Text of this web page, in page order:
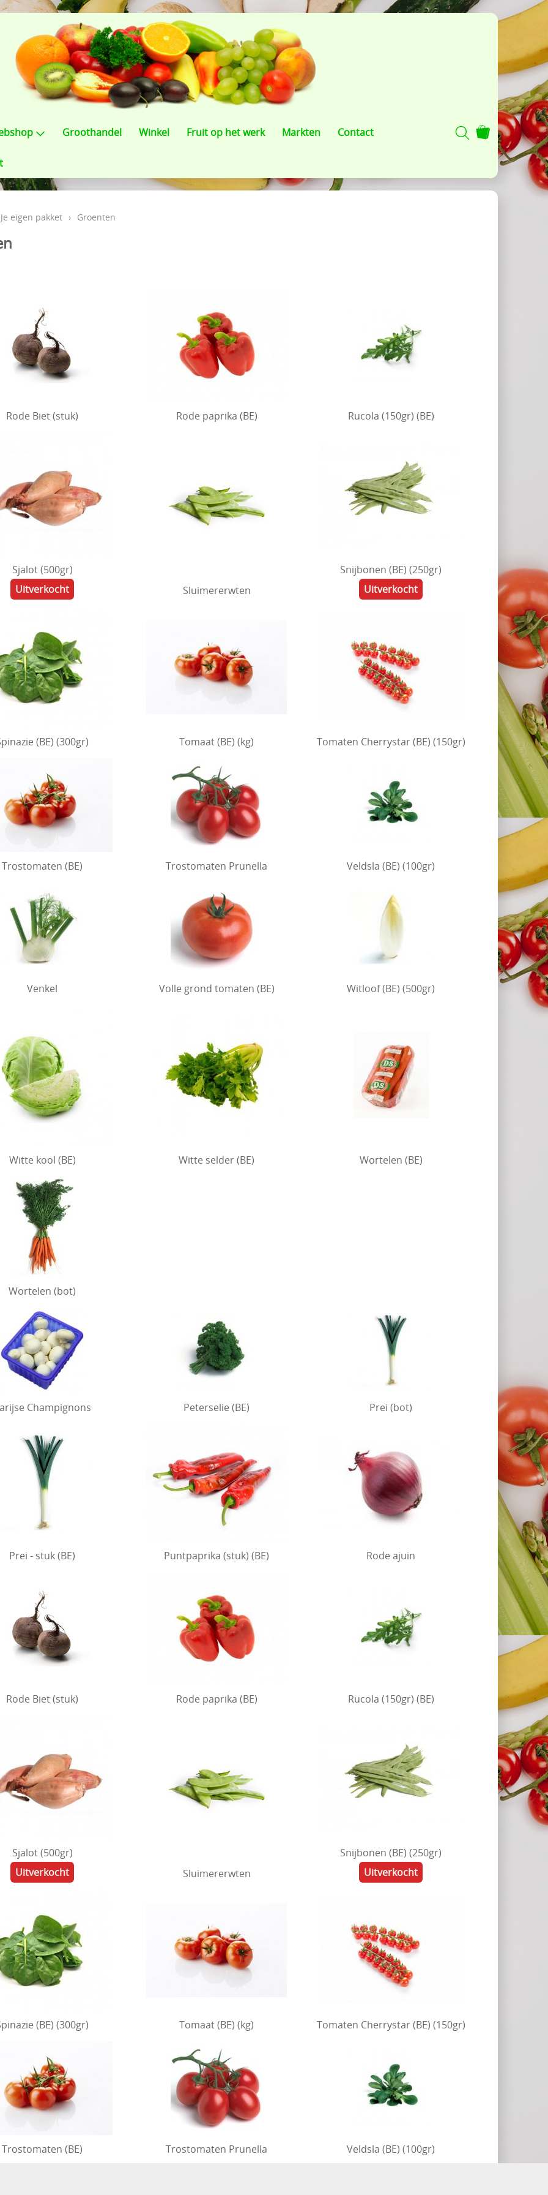
Groothandel Winkel Fruit op het werk Markten Contact
Je eigen pakket › Groenten
Rode Biet (stuk) Rode paprika (BE) Rucola (150gr) (BE)
Sjalot (500gr)
Uitverkocht
Sluimererwten
Snijbonen (BE) (250gr)
Uitverkocht
(BE) (300gr) Tomaat (BE) (kg) Tomaten Cherrystar (BE) (150gr)
Trostomaten (BE) Trostomaten Prunella Veldsla (BE) (100gr)
Venkel Volle grond tomaten (BE) Witloof (BE) (500gr)
Witte kool (BE) Witte selder (BE) Wortelen (BE)
Wortelen (bot)
Champignons Peterselie (BE) Prei (bot)
Prei - stuk (BE) Puntpaprika (stuk) (BE) Rode ajuin
Rode Biet (stuk) Rode paprika (BE) Rucola (150gr) (BE)
Sjalot (500gr)
Uitverkocht
Sluimererwten
Snijbonen (BE) (250gr)
Uitverkocht
(BE) (300gr) Tomaat (BE) (kg) Tomaten Cherrystar (BE) (150gr)
Trostomaten (BE) Trostomaten Prunella Veldsla (BE) (100gr)